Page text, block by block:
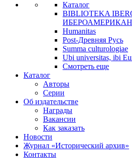
Каталог
BIBLIOTEKA
Humanitas
Post-Древняя Русь
Summa culturologiae
Ubi universitas, ibi
Смотреть еще
Каталог
Авторы
Серии
Об издательстве
Награды
Вакансии
Как заказать
Новости
Журнал «Исторический архив»‎
Контакты